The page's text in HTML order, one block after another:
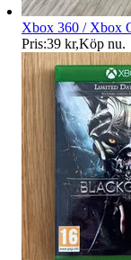
Xbox 360 / Xbox
Pris:39 kr,Köp nu.